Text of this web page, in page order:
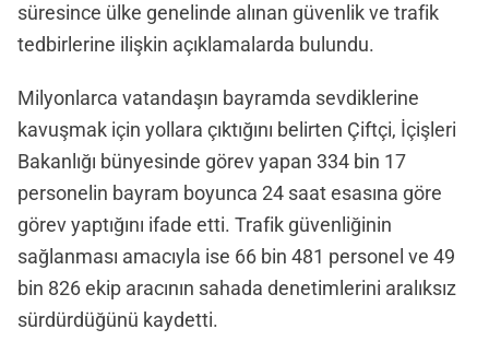
süresince ülke genelinde alınan güvenlik ve trafik
tedbirlerine ilişkin açıklamalarda bulundu.
Milyonlarca vatandaşın bayramda sevdiklerine
kavuşmak için yollara çıktığını belirten Çiftçi, İçişleri
Bakanlığı bünyesinde görev yapan 334 bin 17
personelin bayram boyunca 24 saat esasına göre
görev yaptığını ifade etti. Trafik güvenliğinin
sağlanması amacıyla ise 66 bin 481 personel ve 49
bin 826 ekip aracının sahada denetimlerini aralıksız
sürdürdüğünü kaydetti.